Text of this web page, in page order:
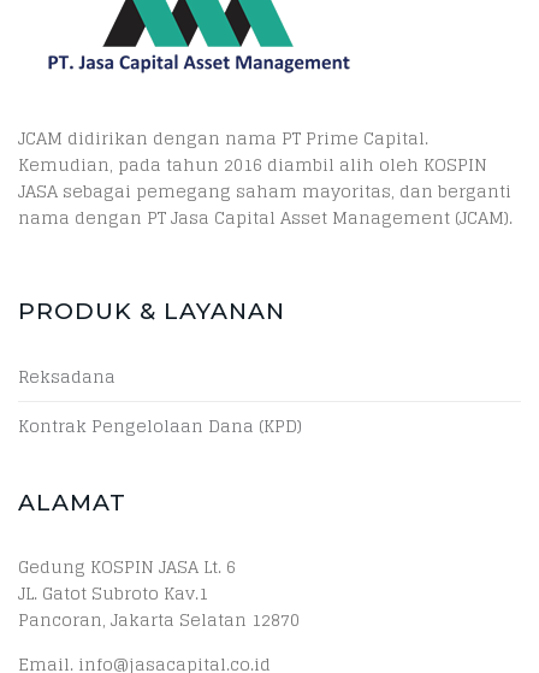
JCAM didirikan dengan nama PT Prime Capital.
Kemudian, pada tahun 2016 diambil alih oleh KOSPIN
JASA sebagai pemegang saham mayoritas, dan berganti
nama dengan PT Jasa Capital Asset Management (JCAM).
PRODUK & LAYANAN
Reksadana
Kontrak Pengelolaan Dana (KPD)
ALAMAT
Gedung KOSPIN JASA Lt. 6
JL. Gatot Subroto Kav.1
Pancoran, Jakarta Selatan 12870
Email. info@jasacapital.co.id